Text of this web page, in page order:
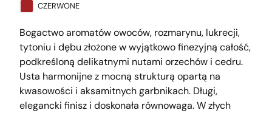
CZERWONE
Bogactwo aromatów owoców, rozmarynu, lukrecji,
tytoniu i dębu złożone w wyjątkowo finezyjną całość,
podkreśloną delikatnymi nutami orzechów i cedru.
Usta harmonijne z mocną strukturą opartą na
kwasowości i aksamitnych garbnikach. Długi,
elegancki finisz i doskonała równowaga. W złych